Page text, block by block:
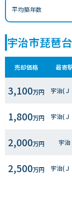
平均築年数
宇治市琵琶
売却価格 最寄
3,100万円 宇治(Ｊ
1,800万円 宇治(Ｊ
2,000万円 宇治
2,500万円 宇治(Ｊ